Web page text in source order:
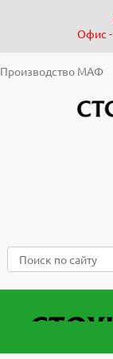
Офис -
Производство МАФ